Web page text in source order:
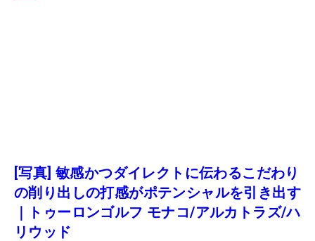
[写真] 敏感かつダイレクトに伝わるこだわり
の削り出しの打感がポテンシャルを引き出す
｜トゥーロンゴルフ モナコ/アルカトラズ/ハ
リウッド